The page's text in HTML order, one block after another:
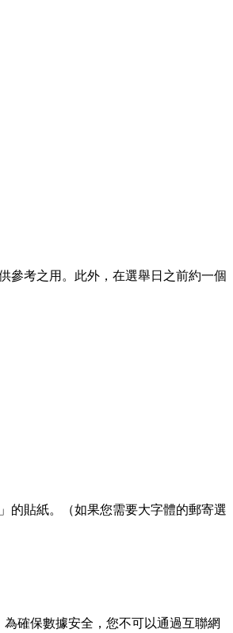
參考之用。此外，在選舉日之前約一個
的貼紙。（如果您需要大字體的郵寄選
確保數據安全，您不可以通過互聯網